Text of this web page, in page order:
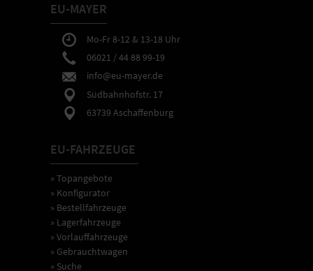
EU-MAYER
Mo-Fr 8-12 & 13-18 Uhr
06021 / 44 88 99-19
info@eu-mayer.de
Südbahnhofstr. 17
63739 Aschaffenburg
EU-FAHRZEUGE
» Topangebote
» Konfigurator
» Bestellfahrzeuge
» Lagerfahrzeuge
» Vorlauffahrzeuge
» Gebrauchtwagen
» Suche